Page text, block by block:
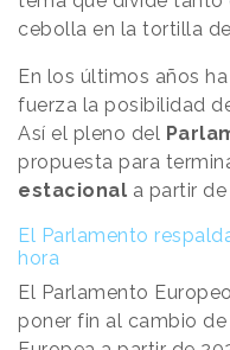
cebolla en la tortilla
En los últimos años
fuerza la posibilidad
Así el pleno del
propuesta para
estacional a partir
El Parlamento
hora
El Parlamento
poner fin al cambio